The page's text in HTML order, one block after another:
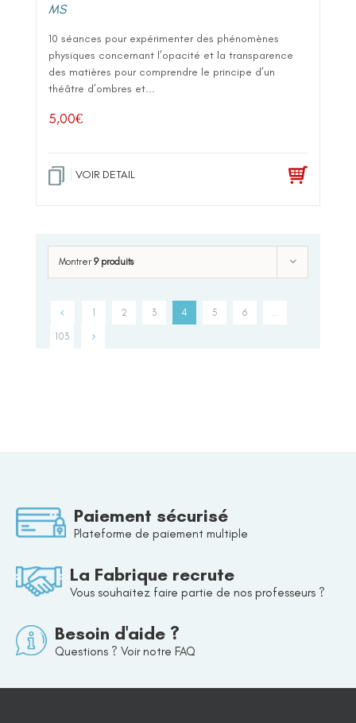
MS
10 séances pour expérimenter des phénomènes
physiques concernant l’opacité et la transparence
des matières pour comprendre le principe d’un
théâtre d’ombres et...
5,00€
VOIR DETAIL
Montrer 9 produits
1 2 3 4 5 6
103
Paiement sécurisé
Plateforme de paiement multiple
La Fabrique recrute
Vous souhaitez faire partie de nos professeurs ?
Besoin d'aide ?
Questions ? Voir notre FAQ